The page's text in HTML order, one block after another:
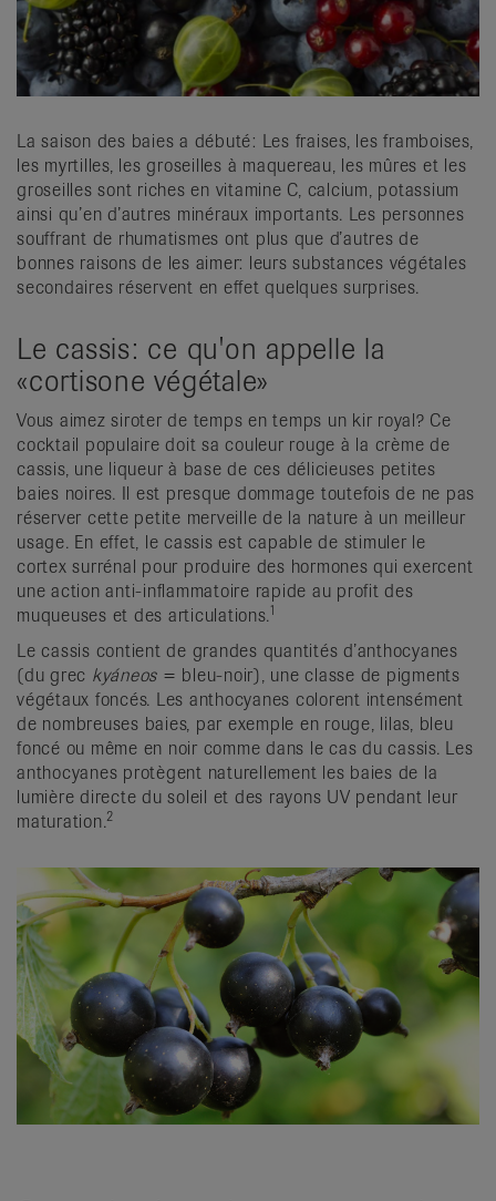
La saison des baies a débuté: Les fraises, les framboises,
les myrtilles, les groseilles à maquereau, les mûres et les
groseilles sont riches en vitamine C, calcium, potassium
ainsi qu’en d’autres minéraux importants. Les personnes
souffrant de rhumatismes ont plus que d’autres de
bonnes raisons de les aimer: leurs substances végétales
secondaires réservent en effet quelques surprises.
Le cassis: ce qu'on appelle la
«cortisone végétale»
Vous aimez siroter de temps en temps un kir royal? Ce
cocktail populaire doit sa couleur rouge à la crème de
cassis, une liqueur à base de ces délicieuses petites
baies noires. Il est presque dommage toutefois de ne pas
réserver cette petite merveille de la nature à un meilleur
usage. En effet, le cassis est capable de stimuler le
cortex surrénal pour produire des hormones qui exercent
une action anti-inflammatoire rapide au profit des
muqueuses et des articulations.1
Le cassis contient de grandes quantités d’anthocyanes
(du grec kyáneos = bleu-noir), une classe de pigments
végétaux foncés. Les anthocyanes colorent intensément
de nombreuses baies, par exemple en rouge, lilas, bleu
foncé ou même en noir comme dans le cas du cassis. Les
anthocyanes protègent naturellement les baies de la
lumière directe du soleil et des rayons UV pendant leur
maturation.2